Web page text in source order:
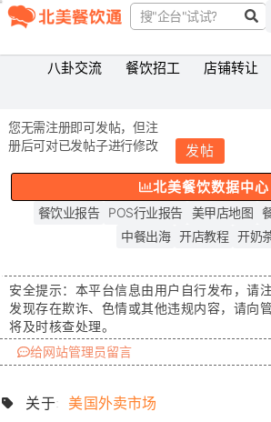
八卦交流 餐饮招工 店铺转让
您无需注册即可发帖，但注
册后可对已发帖子进行修改
发帖
北美餐饮数据中心
餐饮业报告 POS行业报告 美甲店地图
中餐出海 开店教程 开奶
安全提示： 本平台信息由用户自行发布，请
发现存在欺诈、色情或其他违规内容，请向
将及时核查处理。
给网站管理员留言
关于: 美国外卖市场